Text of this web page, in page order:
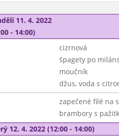
11. 4. 2022
- 14:00)
cizrnová
špagety po
moučník
džus, voda s
zapečené filé na
brambory s
12. 4. 2022 (12:00 - 14:00)